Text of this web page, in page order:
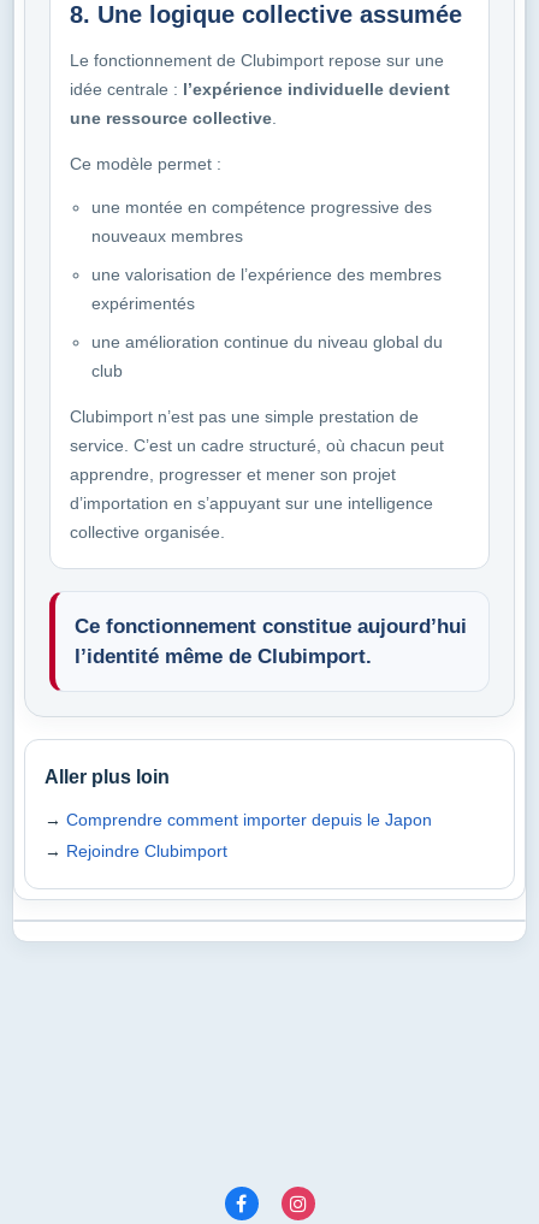
8. Une logique collective assumée
Le fonctionnement de Clubimport repose sur une
idée centrale : l’expérience individuelle devient
une ressource collective
Ce modèle permet :
une montée en compétence progressive des
nouveaux membres
une valorisation de l’expérience des membres
expérimentés
une amélioration continue du niveau global du
club
Clubimport n’est pas une simple prestation de
service. C’est un cadre structuré, où chacun peut
apprendre, progresser et mener son projet
d’importation en s’appuyant sur une intelligence
collective organisée.
Ce fonctionnement constitue aujourd’hui
l’identité même de Clubimport.
Aller plus loin
→ Comprendre comment importer depuis le Japon
→ Rejoindre Clubimport